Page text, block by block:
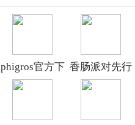
phigros官方下
载安装v3.19.4
香肠派对先行
服最新版